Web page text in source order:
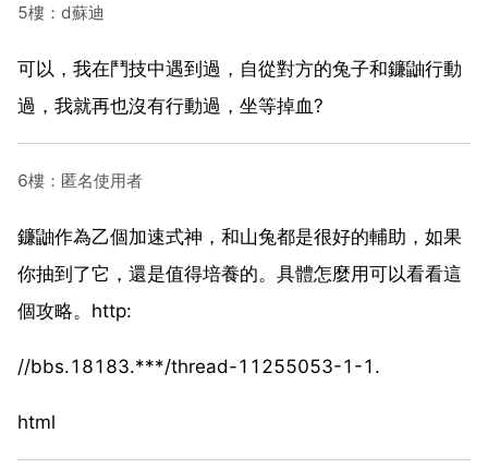
5樓：d蘇迪
可以，我在鬥技中遇到過，自從對方的兔子和鐮鼬行動
過，我就再也沒有行動過，坐等掉血?
6樓：匿名使用者
鐮鼬作為乙個加速式神，和山兔都是很好的輔助，如果
你抽到了它，還是值得培養的。具體怎麼用可以看看這
個攻略。http:
//bbs.18183.***/thread-11255053-1-1.
html